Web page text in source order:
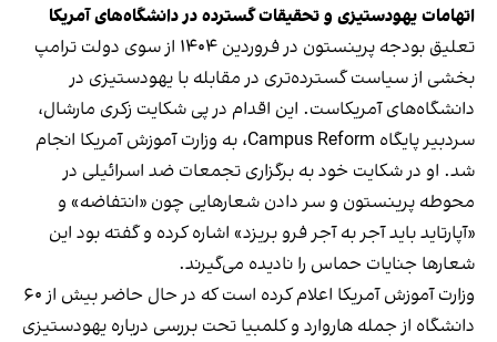
اتهامات یهودستیزی و تحقیقات گسترده در دانشگاه‌های آمریکا
تعلیق بودجه پرینستون در فروردین ۱۴۰۴ از سوی دولت ترامپ
بخشی از سیاست گسترده‌تری در مقابله با یهودستیزی در
دانشگاه‌های آمریکاست. این اقدام در پی شکایت زکری مارشال،
سردبیر پایگاه Campus Reform، به وزارت آموزش آمریکا انجام
شد. او در شکایت خود به برگزاری تجمعات ضد اسرائیلی در
محوطه پرینستون و سر دادن شعارهایی چون «انتفاضه» و
«آپارتاید باید آجر به آجر فرو بریزد» اشاره کرده و گفته بود این
شعارها جنایات حماس را نادیده می‌گیرند.
وزارت آموزش آمریکا اعلام کرده است که در حال حاضر بیش از ۶۰
دانشگاه از جمله هاروارد و کلمبیا تحت بررسی درباره یهودستیزی